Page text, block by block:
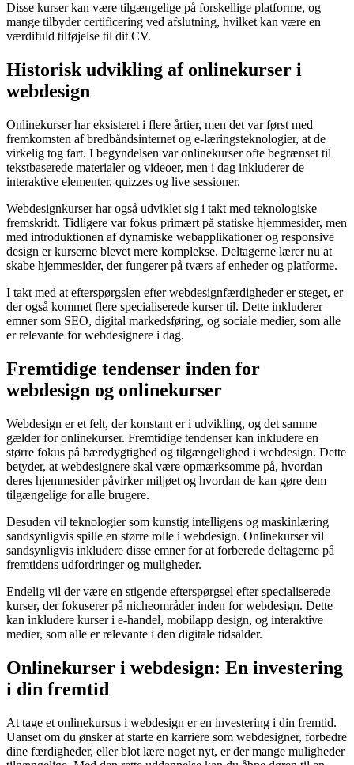
Disse kurser kan være tilgængelige på forskellige platforme, og
mange tilbyder certificering ved afslutning, hvilket kan være en
værdifuld tilføjelse til dit CV.
Historisk udvikling af onlinekurser i
webdesign
Onlinekurser har eksisteret i flere årtier, men det var først med
fremkomsten af bredbåndsinternet og e-læringsteknologier, at de
virkelig tog fart. I begyndelsen var onlinekurser ofte begrænset til
tekstbaserede materialer og videoer, men i dag inkluderer de
interaktive elementer, quizzes og live sessioner.
Webdesignkurser har også udviklet sig i takt med teknologiske
fremskridt. Tidligere var fokus primært på statiske hjemmesider, men
med introduktionen af dynamiske webapplikationer og responsive
design er kurserne blevet mere komplekse. Deltagerne lærer nu at
skabe hjemmesider, der fungerer på tværs af enheder og platforme.
I takt med at efterspørgslen efter webdesignfærdigheder er steget, er
der også kommet flere specialiserede kurser til. Dette inkluderer
emner som SEO, digital markedsføring, og sociale medier, som alle
er relevante for webdesignere i dag.
Fremtidige tendenser inden for
webdesign og onlinekurser
Webdesign er et felt, der konstant er i udvikling, og det samme
gælder for onlinekurser. Fremtidige tendenser kan inkludere en
større fokus på bæredygtighed og tilgængelighed i webdesign. Dette
betyder, at webdesignere skal være opmærksomme på, hvordan
deres hjemmesider påvirker miljøet og hvordan de kan gøre dem
tilgængelige for alle brugere.
Desuden vil teknologier som kunstig intelligens og maskinlæring
sandsynligvis spille en større rolle i webdesign. Onlinekurser vil
sandsynligvis inkludere disse emner for at forberede deltagerne på
fremtidens udfordringer og muligheder.
Endelig vil der være en stigende efterspørgsel efter specialiserede
kurser, der fokuserer på nicheområder inden for webdesign. Dette
kan inkludere kurser i e-handel, mobilapp design, og interaktive
medier, som alle er relevante i den digitale tidsalder.
Onlinekurser i webdesign: En investering
i din fremtid
At tage et onlinekursus i webdesign er en investering i din fremtid.
Uanset om du ønsker at starte en karriere som webdesigner, forbedre
dine færdigheder, eller blot lære noget nyt, er der mange muligheder